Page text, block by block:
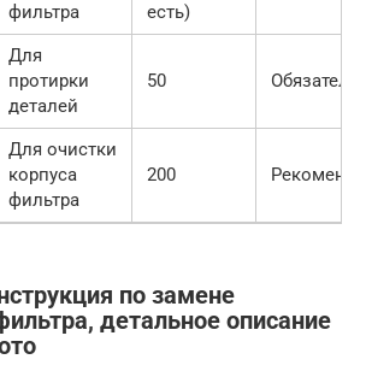
фильтра
есть)
Для
протирки
деталей
50
Для очистки
корпуса
фильтра
200
по замене
детальное описание